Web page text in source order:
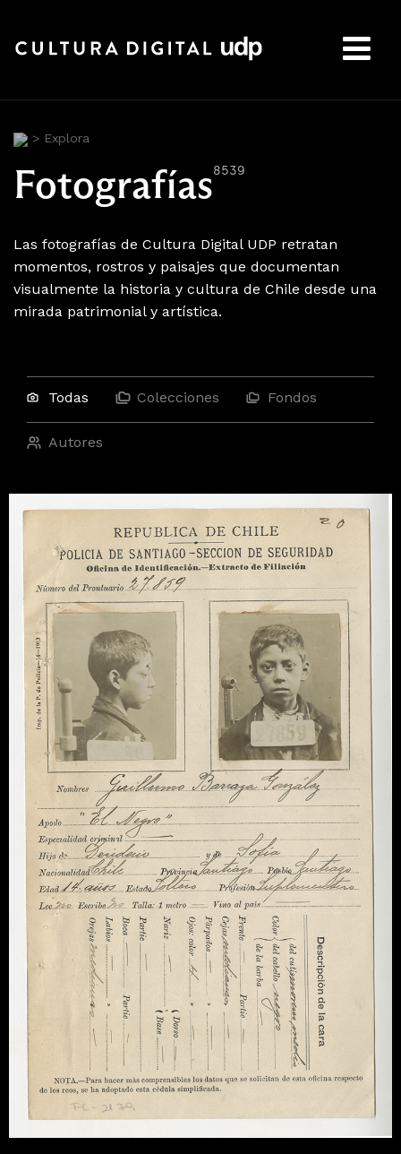
> Explora
Fotografías8539
Las fotografías de Cultura Digital UDP retratan
momentos, rostros y paisajes que documentan
visualmente la historia y cultura de Chile desde una
mirada patrimonial y artística.
Todas Colecciones Fondos
Autores